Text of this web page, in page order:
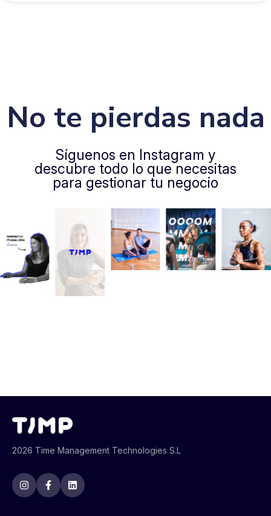
No te pierdas nada
Síguenos en Instagram y
descubre todo lo que necesitas
para gestionar tu negocio
2026 Time Management Technologies S.L